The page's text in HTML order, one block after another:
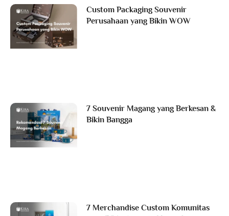
Custom Packaging Souvenir
Perusahaan yang Bikin WOW
7 Souvenir Magang yang Berkesan &
Bikin Bangga
7 Merchandise Custom Komunitas